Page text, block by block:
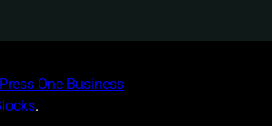
One Business
.